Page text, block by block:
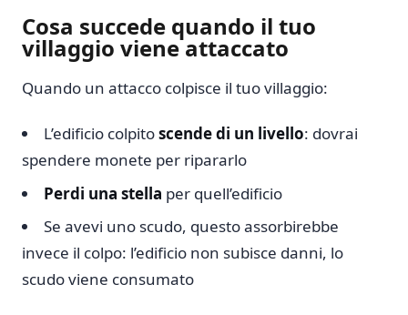
Cosa succede quando il tuo
villaggio viene attaccato
Quando un attacco colpisce il tuo villaggio:
L’edificio colpitoscende di un livello: dovrai
spendere monete per ripararlo
Perdi una stella per quell’edificio
Se avevi uno scudo, questo assorbirebbe
invece il colpo: l’edificio non subisce danni, lo
scudo viene consumato